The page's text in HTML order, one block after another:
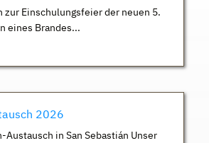
Einschulungsfeier der neuen 5.
eines Brandes...
2026
Austausch in San Sebastián Unser